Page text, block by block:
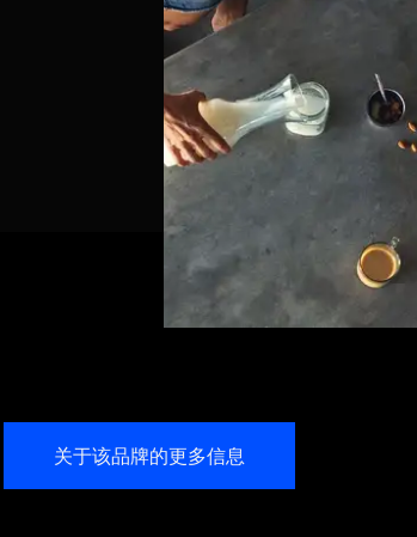
关于该品牌的更多信息